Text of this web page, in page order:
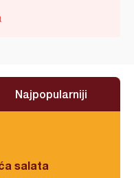
Najpopularniji
salata